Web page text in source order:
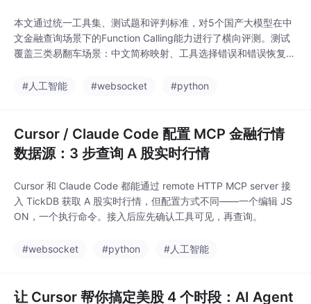
本文通过统一工具集、测试题和评判标准，对5个国产大模型在中
文金融查询场景下的Function Calling能力进行了横向评测。测试
覆盖三类易翻车场景：中文简称映射、工具选择错误和错误恢复不
表现最优，豆包和通义千问在中文语义理解上表现突出，而Kimi和
#人工智能 #websocket #python
Cursor / Claude Code 配置 MCP 金融行情
数据源：3 步查询 A 股实时行情
Cursor 和 Claude Code 都能通过 remote HTTP MCP server 接
入 TickDB 获取 A 股实时行情，但配置方式不同——一个编辑 JS
ON，一个执行命令。接入后应先确认工具可见，再查询。
#websocket #python #人工智能
让 Cursor 帮你搞定美股 4 个时段：AI Agent